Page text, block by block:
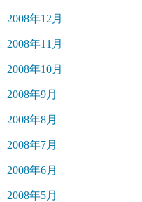
2008年12月
2008年11月
2008年10月
2008年9月
2008年8月
2008年7月
2008年6月
2008年5月